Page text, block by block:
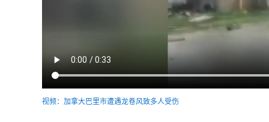
视频：加拿大巴里市遭遇龙卷风致多人受伤